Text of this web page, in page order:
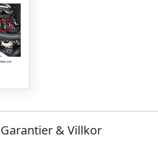
Garantier & Villkor